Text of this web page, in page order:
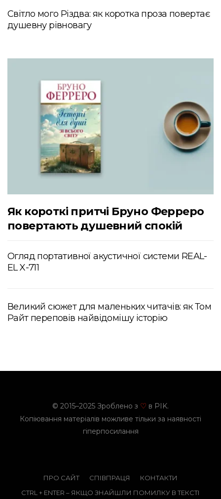
Світло мого Різдва: як коротка проза повертає
душевну рівновагу
Як короткі притчі Бруно Ферреро
повертають душевний спокій
Огляд портативної акустичної системи REAL-
EL X-711
Великий сюжет для маленьких читачів: як Том
Райт переповів найвідомішу історію
© 2015–2025 Зроблено з ♡ в PIK.
Копіювання матеріалів можливе тільки за наявності
гіперпосилання
ПРО САЙТ СПІВПРАЦЯ
КОНТАКТИ
CTRL + ENTER – ЯКЩО ЗНАЙШЛИ ПОМИЛКУ В ТЕКСТІ